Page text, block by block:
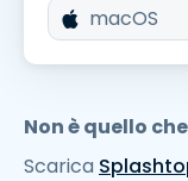
macOS
Non è quello
Scarica